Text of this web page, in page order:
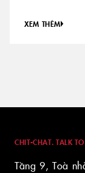
XEM THÊM
CHIT-CHAT. TALK
Tầng 9, Toà